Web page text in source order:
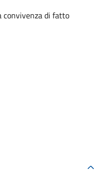
convivenza di fatto